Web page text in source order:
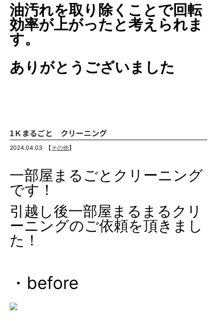
油汚れを取り除くことで回転
効率が上がったと考えられま
す。
ありがとうございました
1Ｋまるごと クリーニング
2024.04.03 【その他】
一部屋まるごとクリーニング
です！
引越し後一部屋まるまるクリ
ーニングのご依頼を頂きまし
た！
・before